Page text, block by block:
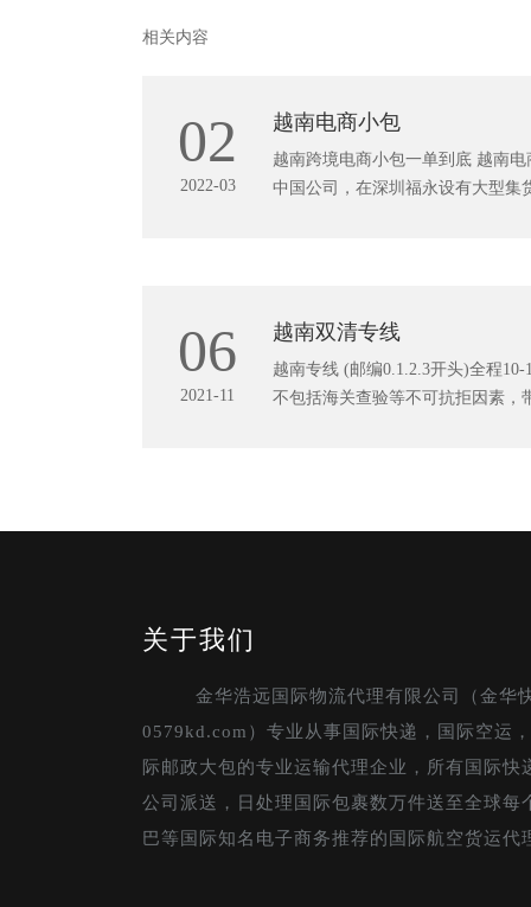
相关内容
02
2022-03
越南电商小包
越南跨境电商小包一单到底 越南
中国公司，在深圳福永设有大型集
06
2021-11
越南双清专线
越南专线 (邮编0.1.2.3开头)全程
不包括海关查验等不可抗拒因素，
关于我们
金华浩远国际物流代理有限公司（金华
0579kd.com）专业从事国际快递，国际空运
际邮政大包的专业运输代理企业，所有国际快
公司派送，日处理国际包裹数万件送至全球每
巴等国际知名电子商务推荐的国际航空货运代